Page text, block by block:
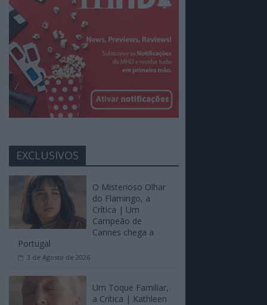
EXCLUSIVOS
O Misterioso Olhar
do Flamingo, a
Crítica | Um
Campeão de
Cannes chega a
Portugal
3 de Agosto de 2026
Um Toque Familiar,
a Crítica | Kathleen